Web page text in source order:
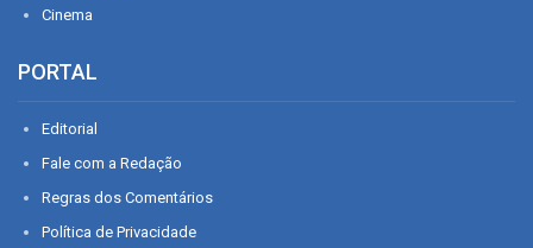
Cinema
PORTAL
Editorial
Fale com a Redação
Regras dos Comentários
Política de Privacidade